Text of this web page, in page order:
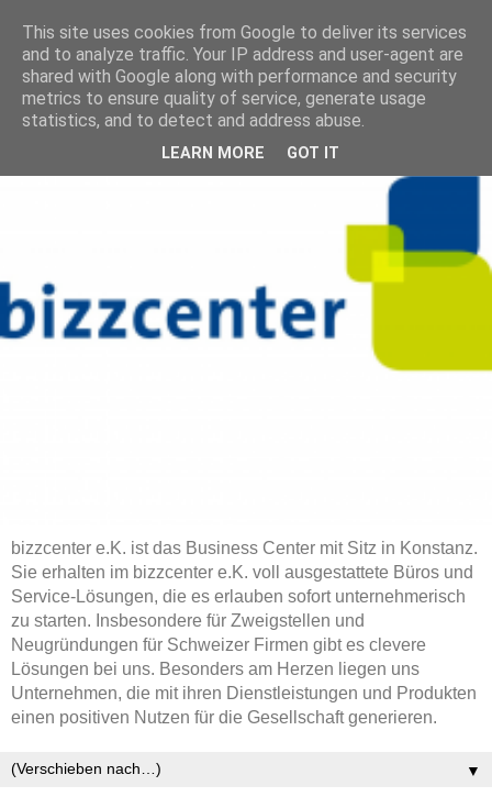
bizzcenter e.K. ist das Business Center mit Sitz in Konstanz.
Sie erhalten im bizzcenter e.K. voll ausgestattete Büros und
Service-Lösungen, die es erlauben sofort unternehmerisch
zu starten. Insbesondere für Zweigstellen und
Neugründungen für Schweizer Firmen gibt es clevere
Lösungen bei uns. Besonders am Herzen liegen uns
Unternehmen, die mit ihren Dienstleistungen und Produkten
einen positiven Nutzen für die Gesellschaft generieren.
▼
This site uses cookies from Google to deliver its services
and to analyze traffic. Your IP address and user-agent are
shared with Google along with performance and security
metrics to ensure quality of service, generate usage
statistics, and to detect and address abuse.
LEARN MORE GOT IT